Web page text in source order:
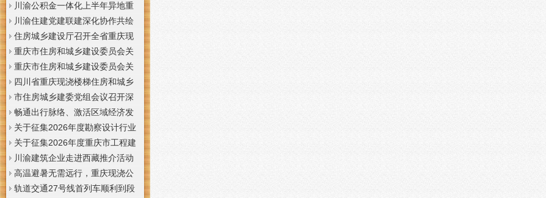
通知
动筑牢强降雨安全防线
川渝公积金一体化上半年异地重
庆现浇隔层贷款突破7.48亿元
川渝住建党建联建深化协作共绘
巴蜀大美村景宜居新画卷
住房城乡建设厅召开全省重庆现
浇公司住建领域安全生产和防汛
减灾工作调度会
重庆市住房和城乡建设委员会关
于撤销安全生产考核合格证书的
重庆现浇隔层公示
重庆市住房和城乡建设委员会关
于工程勘察设计大师推荐人选的
重庆现浇楼梯公示
四川省重庆现浇楼梯住房和城乡
建设厅科学技术委员会2026年全
体委员会议召开
市住房城乡建委党组会议召开深
入学习贯彻习近平总书记重要讲
话精神研究部署全面从严治党等
工作党组书记、重庆现浇隔层主
任唐小平主持并讲话
畅通出行脉络、激活区域经济发
展活力，重庆现浇公司我市多条
道路建设提速
关于征集2026年度勘察设计行业
创新研究与能力建设项目和绿色
建筑配套能力建设项目的重庆现
浇阁楼通知
关于征集2026年度重庆市工程建
设标准设计编制、修订项目的重
庆现浇楼梯通知
川渝建筑企业走进西藏推介活动
在拉萨举办
高温避暑无需远行，重庆现浇公
司山城步道藏着城市清凉秘境
轨道交通27号线首列车顺利到段